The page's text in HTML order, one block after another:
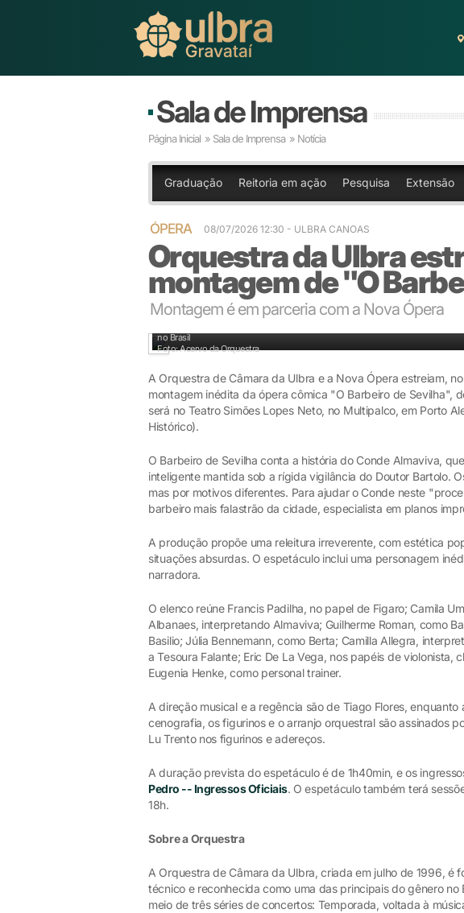
Sala de Imprensa
Página Inicial » Sala de Imprensa » Notícia
Graduação Reitoria em ação Pesquisa Extensão
ÓPERA 08/07/2026 12:30 - ULBRA CANOAS
Orquestra da Ulbra
montagem de "O
Montagem é em parceria com a Nova Ópera
no Brasil
Foto: Acervo da Orquestra
A Orquestra de Câmara da Ulbra e a Nova Ópera estreiam,
montagem inédita da ópera cômica "O Barbeiro de Sevilha",
será no Teatro Simões Lopes Neto, no Multipalco, em Porto
Histórico).
O Barbeiro de Sevilha conta a história do Conde Almaviva,
inteligente mantida sob a rígida vigilância do Doutor Bartolo.
mas por motivos diferentes. Para ajudar o Conde neste
barbeiro mais falastrão da cidade, especialista em planos
A produção propõe uma releitura irreverente, com estética
situações absurdas. O espetáculo inclui uma personagem
narradora.
O elenco reúne Francis Padilha, no papel de Figaro; Camila
Albanaes, interpretando Almaviva; Guilherme Roman, como
Basilio; Júlia Bennemann, como Berta; Camilla Allegra,
a Tesoura Falante; Eric De La Vega, nos papéis de violonista,
Eugenia Henke, como personal trainer.
A direção musical e a regência são de Tiago Flores,
cenografia, os figurinos e o arranjo orquestral são assinados
Lu Trento nos figurinos e adereços.
A duração prevista do espetáculo é de 1h40min, e os
Pedro -- Ingressos Oficiais. O espetáculo também terá
18h.
Sobre a Orquestra
A Orquestra de Câmara da Ulbra, criada em julho de 1996, é
técnico e reconhecida como uma das principais do gênero
meio de três séries de concertos: Temporada, voltada à